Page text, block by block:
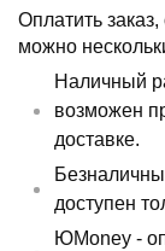
Оплатить
можно
Наличный
возможен
доставке.
доступен
ЮMoney -